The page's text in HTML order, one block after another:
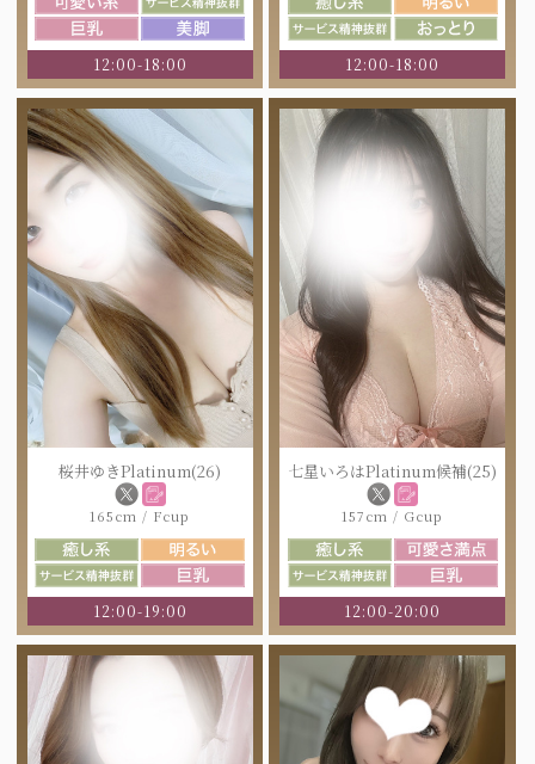
12:00-18:00 12:00-18:00
桜井ゆきPlatinum(26)
165cm / Fcup
12:00-19:00
七星いろはPlatinum候補(25)
157cm / Gcup
12:00-20:00